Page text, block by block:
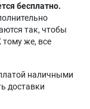
бесплатно.
так, чтобы
тому же, все
наличными
доставки